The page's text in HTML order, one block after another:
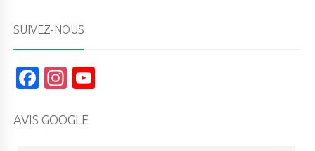
SUIVEZ-NOUS
F
c
In
a
AVIS GOOGLE